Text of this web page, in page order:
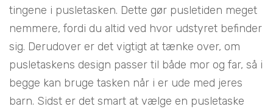
tingene i pusletasken. Dette gør pusletiden meget
nemmere, fordi du altid ved hvor udstyret befinder
sig. Derudover er det vigtigt at tænke over, om
pusletaskens design passer til både mor og far, så i
begge kan bruge tasken når i er ude med jeres
barn. Sidst er det smart at vælge en pusletaske